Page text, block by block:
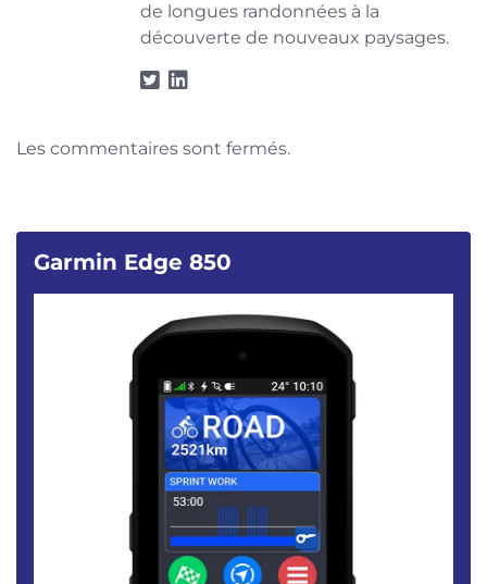
de longues randonnées à la
découverte de nouveaux paysages.
Les commentaires sont fermés.
Garmin Edge 850